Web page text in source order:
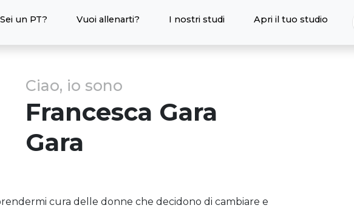
Sei un PT? Vuoi allenarti? I nostri studi Apri il tuo studio
Ciao, io sono
Francesca Gara
Gara
cura delle donne che decidono di cambiare e